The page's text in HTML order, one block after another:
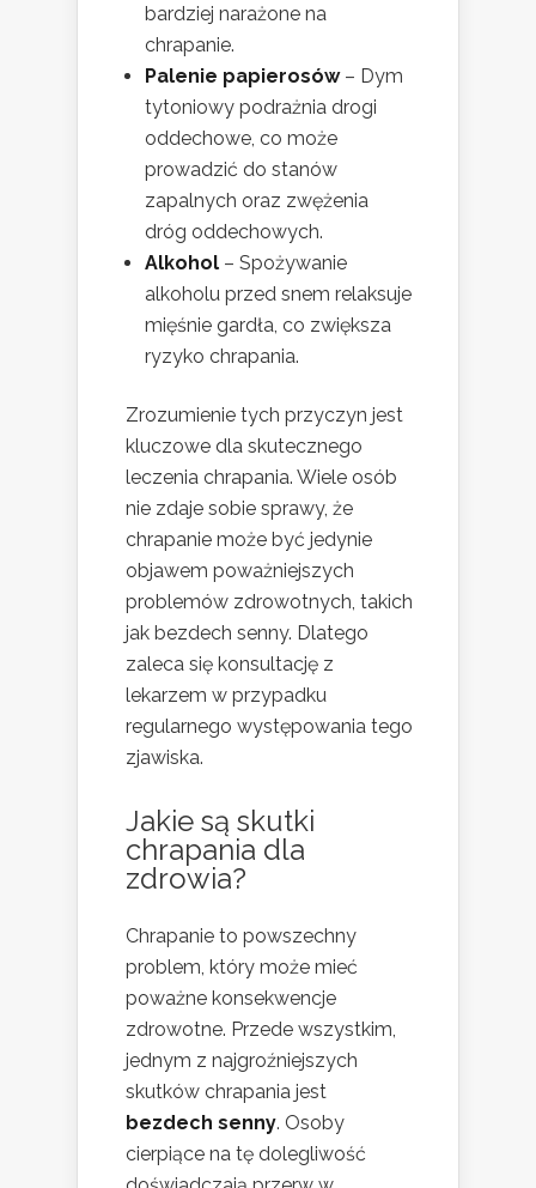
bardziej narażone na
chrapanie.
Palenie papierosów– Dym
tytoniowy podrażnia drogi
oddechowe, co może
prowadzić do stanów
zapalnych oraz zwężenia
dróg oddechowych.
Alkohol – Spożywanie
alkoholu przed snem relaksuje
mięśnie gardła, co zwiększa
ryzyko chrapania.
Zrozumienie tych przyczyn jest
kluczowe dla skutecznego
leczenia chrapania. Wiele osób
nie zdaje sobie sprawy, że
chrapanie może być jedynie
objawem poważniejszych
problemów zdrowotnych, takich
jak bezdech senny. Dlatego
zaleca się konsultację z
lekarzem w przypadku
regularnego występowania tego
zjawiska.
Jakie są skutki
chrapania dla
zdrowia?
Chrapanie to powszechny
problem, który może mieć
poważne konsekwencje
zdrowotne. Przede wszystkim,
jednym z najgroźniejszych
skutków chrapania jest
bezdech senny. Osoby
cierpiące na tę dolegliwość